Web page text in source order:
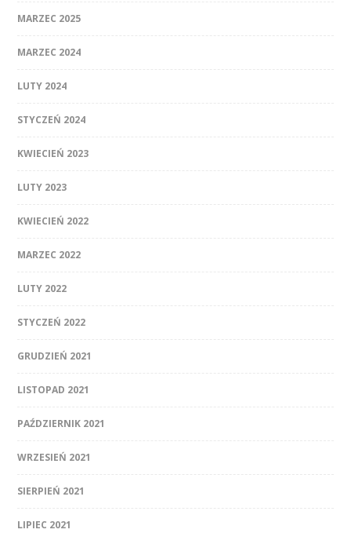
MARZEC 2025
MARZEC 2024
LUTY 2024
STYCZEŃ 2024
KWIECIEŃ 2023
LUTY 2023
KWIECIEŃ 2022
MARZEC 2022
LUTY 2022
STYCZEŃ 2022
GRUDZIEŃ 2021
LISTOPAD 2021
PAŹDZIERNIK 2021
WRZESIEŃ 2021
SIERPIEŃ 2021
LIPIEC 2021